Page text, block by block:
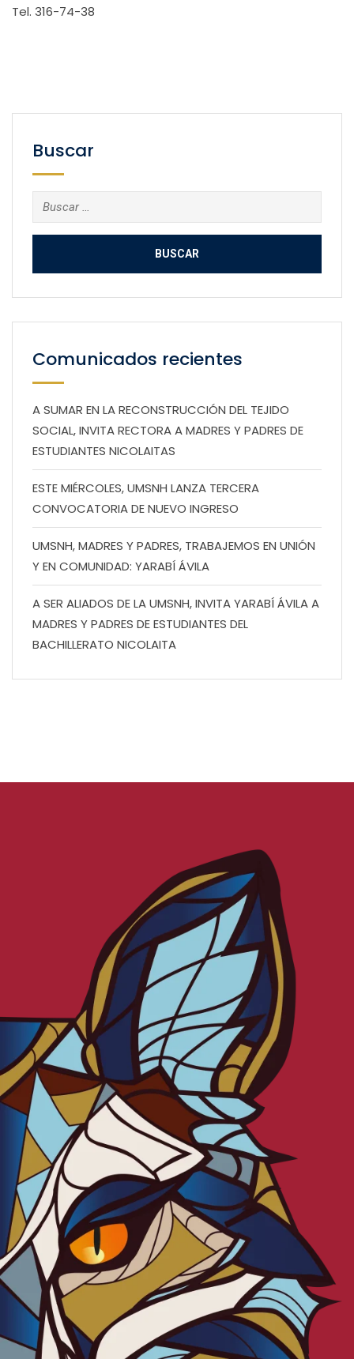
Tel. 316-74-38
Buscar
Buscar:
Comunicados recientes
A SUMAR EN LA RECONSTRUCCIÓN DEL TEJIDO
SOCIAL, INVITA RECTORA A MADRES Y PADRES DE
ESTUDIANTES NICOLAITAS
ESTE MIÉRCOLES, UMSNH LANZA TERCERA
CONVOCATORIA DE NUEVO INGRESO
UMSNH, MADRES Y PADRES, TRABAJEMOS EN UNIÓN
Y EN COMUNIDAD: YARABÍ ÁVILA
A SER ALIADOS DE LA UMSNH, INVITA YARABÍ ÁVILA A
MADRES Y PADRES DE ESTUDIANTES DEL
BACHILLERATO NICOLAITA